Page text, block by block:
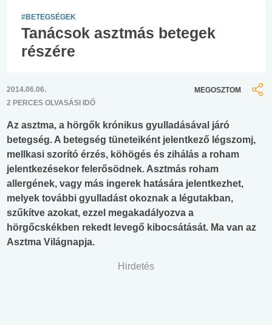
#BETEGSÉGEK
Tanácsok asztmás betegek
részére
2014.06.06.
2 PERCES OLVASÁSI IDŐ
MEGOSZTOM
Az asztma, a hörgők krónikus gyulladásával járó
betegség. A betegség tüneteiként jelentkező légszomj,
mellkasi szorító érzés, köhögés és zihálás a roham
jelentkezésekor felerősödnek. Asztmás roham
allergének, vagy más ingerek hatására jelentkezhet,
melyek további gyulladást okoznak a légutakban,
szűkítve azokat, ezzel megakadályozva a
hörgőcskékben rekedt levegő kibocsátását. Ma van az
Asztma Világnapja.
Hirdetés